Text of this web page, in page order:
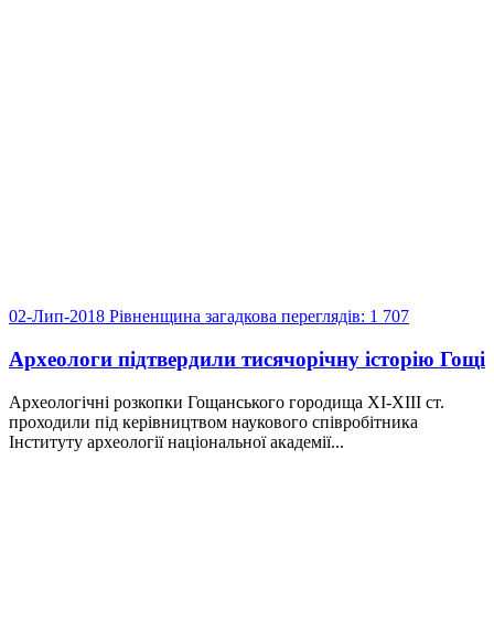
02-Лип-2018 Рівненщина загадкова переглядів: 1 707
Археологи підтвердили тисячорічну історію Гощі
Археологічні розкопки Гощанського городища ХІ-ХІІІ ст.
проходили під керівництвом наукового співробітника
Інституту археології національної академії...